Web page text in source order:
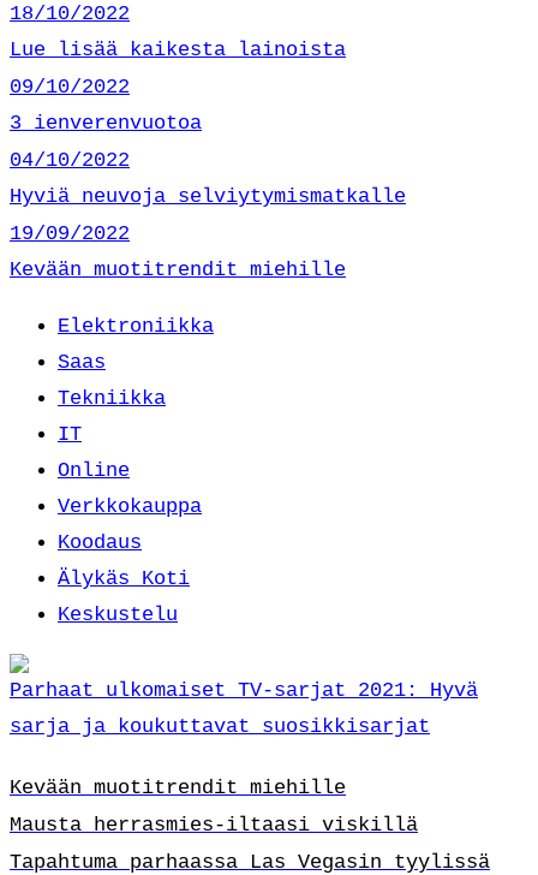
18/10/2022
Lue lisää kaikesta lainoista
09/10/2022
3 ienverenvuotoa
04/10/2022
Hyviä neuvoja selviytymismatkalle
19/09/2022
Kevään muotitrendit miehille
Elektroniikka
Saas
Tekniikka
IT
Online
Verkkokauppa
Koodaus
Älykäs Koti
Keskustelu
Parhaat ulkomaiset TV-sarjat 2021: Hyvä
sarja ja koukuttavat suosikkisarjat
Kevään muotitrendit miehille
Mausta herrasmies-iltaasi viskillä
Tapahtuma parhaassa Las Vegasin tyylissä